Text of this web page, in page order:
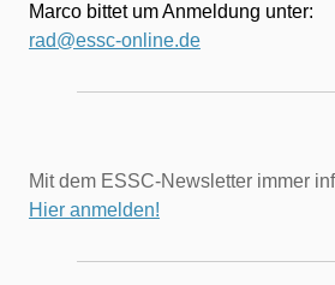
Marco bittet um Anmeldung unter:
rad@essc-online.de
Mit dem ESSC-Newsletter immer
Hier anmelden!